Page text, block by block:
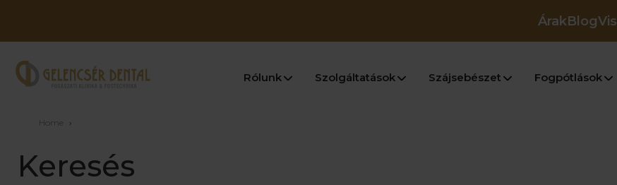
ÁrakBlog
Rólunk Szolgáltatások Szájsebészet Fogpótlások
Home ›
Keresés